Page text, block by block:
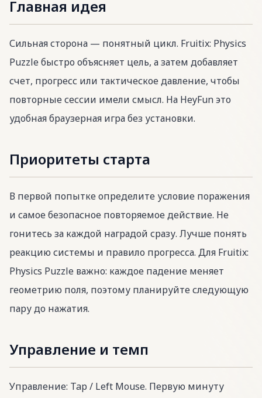
Главная идея
Сильная сторона — понятный цикл. Fruitix: Physics
Puzzle быстро объясняет цель, а затем добавляет
счет, прогресс или тактическое давление, чтобы
повторные сессии имели смысл. На HeyFun это
удобная браузерная игра без установки.
Приоритеты старта
В первой попытке определите условие поражения
и самое безопасное повторяемое действие. Не
гонитесь за каждой наградой сразу. Лучше понять
реакцию системы и правило прогресса. Для Fruitix:
Physics Puzzle важно: каждое падение меняет
геометрию поля, поэтому планируйте следующую
пару до нажатия.
Управление и темп
Управление: Tap / Left Mouse. Первую минуту